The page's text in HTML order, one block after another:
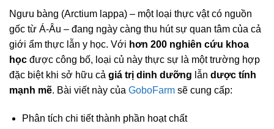
Ngưu bàng (Arctium lappa) – một loại thực vật có nguồn
gốc từ Á-Âu – đang ngày càng thu hút sự quan tâm của cả
giới ẩm thực lẫn y học. Với hơn 200 nghiên cứu khoa
học được công bố, loại củ này thực sự là một trường hợp
đặc biệt khi sở hữu cả giá trị dinh dưỡng lẫn dược tính
mạnh mẽ. Bài viết này của GoboFarm sẽ cung cấp:
Phân tích chi tiết thành phần hoạt chất